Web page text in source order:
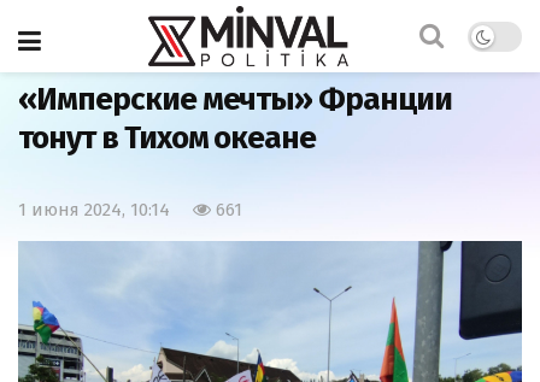
Главная Политика
«Имперские мечты» Франции
тонут в Тихом океане
1 июня 2024, 10:14 661